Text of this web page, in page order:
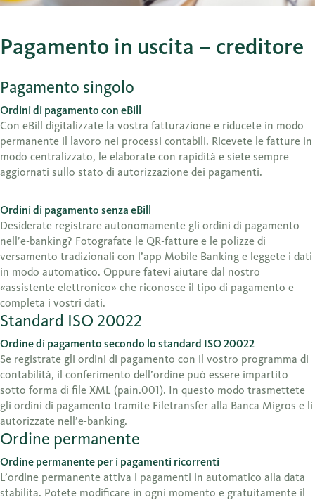
Pagamento in uscita – creditore
Pagamento singolo
Ordini di pagamento con eBill
Con eBill digitalizzate la vostra fatturazione e riducete in modo
permanente il lavoro nei processi contabili. Ricevete le fatture in
modo centralizzato, le elaborate con rapidità e siete sempre
aggiornati sullo stato di autorizzazione dei pagamenti.
Ordini di pagamento senza eBill
Desiderate registrare autonomamente gli ordini di pagamento
nell’e-banking? Fotografate le QR-fatture e le polizze di
versamento tradizionali con l’app Mobile Banking e leggete i dati
in modo automatico. Oppure fatevi aiutare dal nostro
«assistente elettronico» che riconosce il tipo di pagamento e
completa i vostri dati.
Standard ISO 20022
Ordine di pagamento secondo lo standard ISO 20022
Se registrate gli ordini di pagamento con il vostro programma di
contabilità, il conferimento dell’ordine può essere impartito
sotto forma di file XML (pain.001). In questo modo trasmettete
gli ordini di pagamento tramite Filetransfer alla Banca Migros e li
autorizzate nell’e-banking.
Ordine permanente
Ordine permanente per i pagamenti ricorrenti
L’ordine permanente attiva i pagamenti in automatico alla data
stabilita. Potete modificare in ogni momento e gratuitamente il